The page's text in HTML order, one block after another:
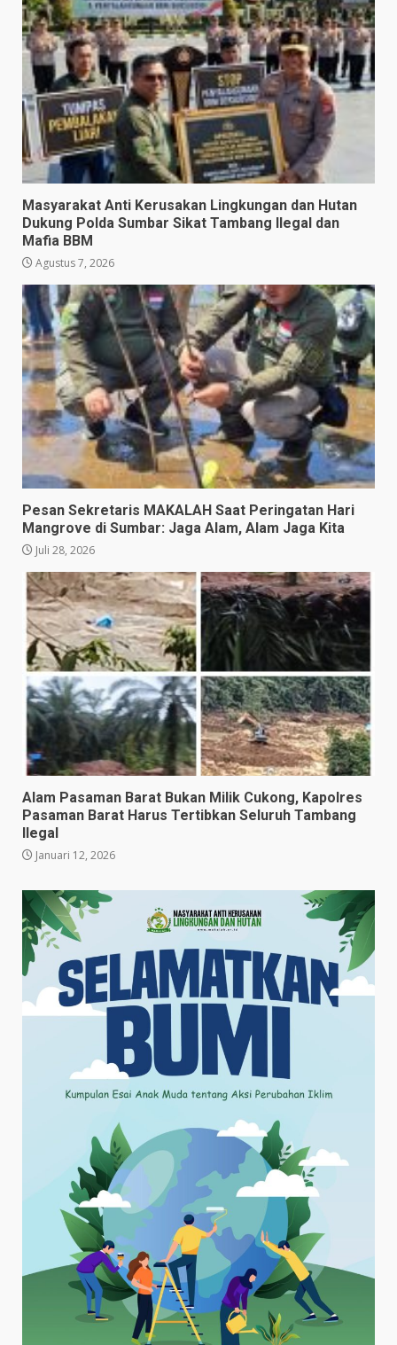
Masyarakat Anti Kerusakan Lingkungan dan Hutan
Dukung Polda Sumbar Sikat Tambang Ilegal dan
Mafia BBM
Agustus 7, 2026
Pesan Sekretaris MAKALAH Saat Peringatan Hari
Mangrove di Sumbar: Jaga Alam, Alam Jaga Kita
Juli 28, 2026
Alam Pasaman Barat Bukan Milik Cukong, Kapolres
Pasaman Barat Harus Tertibkan Seluruh Tambang
Ilegal
Januari 12, 2026